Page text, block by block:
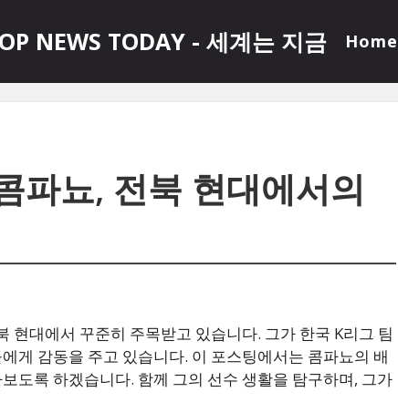
NEWS TODAY - 세계는 지금 Home
파뇨, 전북 현대에서의
현대에서 꾸준히 주목받고 있습니다. 그가 한국 K리그 팀
게 감동을 주고 있습니다. 이 포스팅에서는 콤파뇨의 배
도록 하겠습니다. 함께 그의 선수 생활을 탐구하며, 그가